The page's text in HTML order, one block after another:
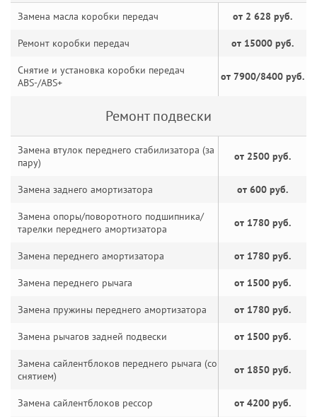
Замена масла коробки передач от 2 628 руб.
Ремонт коробки передач от 15000 руб.
Снятие и установка коробки передач
ABS-/ABS+
от 7900/8400 руб.
Ремонт подвески
Замена втулок переднего стабилизатора (за
пару)
от 2500 руб.
Замена заднего амортизатора от 600 руб.
Замена опоры/поворотного подшипника/
тарелки переднего амортизатора
от 1780 руб.
Замена переднего амортизатора от 1780 руб.
Замена переднего рычага от 1500 руб.
Замена пружины переднего амортизатора от 1780 руб.
Замена рычагов задней подвески от 1500 руб.
Замена сайлентблоков переднего рычага (со
снятием)
от 1850 руб.
Замена сайлентблоков рессор от 4200 руб.